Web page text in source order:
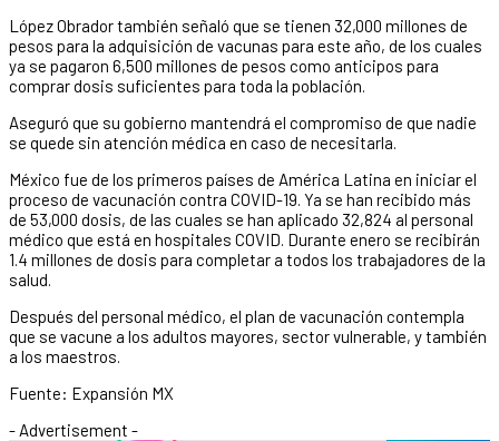
López Obrador también señaló que se tienen 32,000 millones de
pesos para la adquisición de vacunas para este año, de los cuales
ya se pagaron 6,500 millones de pesos como anticipos para
comprar dosis suficientes para toda la población.
Aseguró que su gobierno mantendrá el compromiso de que nadie
se quede sin atención médica en caso de necesitarla.
México fue de los primeros países de América Latina en iniciar el
proceso de vacunación contra COVID-19. Ya se han recibido más
de 53,000 dosis, de las cuales se han aplicado 32,824 al personal
médico que está en hospitales COVID. Durante enero se recibirán
1.4 millones de dosis para completar a todos los trabajadores de la
salud.
Después del personal médico, el plan de vacunación contempla
que se vacune a los adultos mayores, sector vulnerable, y también
a los maestros.
Fuente: Expansión MX
- Advertisement -